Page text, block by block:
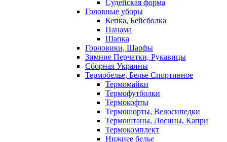
Судейская форма
Головные уборы
Кепка, Бейсболка
Панама
Шапка
Горловики, Шарфы
Зимние Перчатки, Рукавицы
Сборная Украины
Термобелье, Белье Спортивное
Термомайки
Термофутболки
Термокофты
Термошорты, Велосипедки
Термоштаны, Лосины, Капри
Термокомплект
Нижнее белье